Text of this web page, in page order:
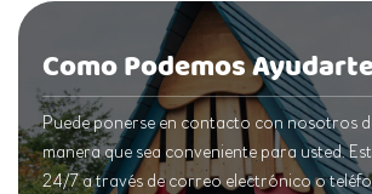
Como Podemos
Puede ponerse en contacto con nosotros
manera que sea conveniente para usted.
24/7 a través de correo electrónico o